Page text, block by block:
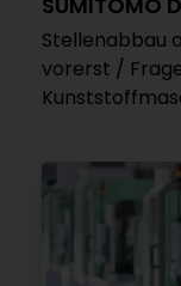
Stellenabbau
vorerst /